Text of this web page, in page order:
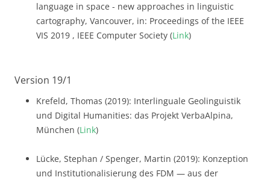
language in space - new approaches in linguistic
cartography, Vancouver, in: Proceedings of the IEEE
VIS 2019 , IEEE Computer Society (Link)
Version 19/1
Krefeld, Thomas (2019): Interlinguale Geolinguistik
und Digital Humanities: das Projekt VerbaAlpina,
München (Link)
Lücke, Stephan / Spenger, Martin (2019): Konzeption
und Institutionalisierung des FDM — aus der